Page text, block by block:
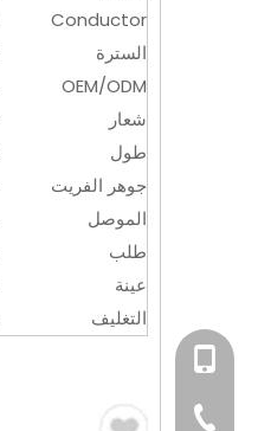
Conductor
السترة
OEM/ODM
شعار
طول
جوهر الفريت
الموصل
طلب
عينة
التغليف
+86-15814198581
+86-769-